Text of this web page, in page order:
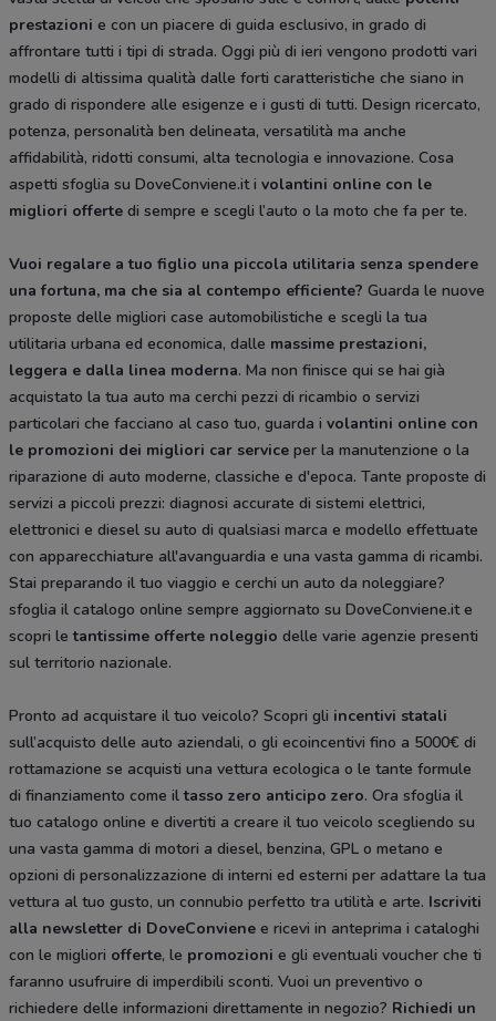
prestazioni e con un piacere di guida esclusivo, in grado di
affrontare tutti i tipi di strada. Oggi più di ieri vengono prodotti vari
modelli di altissima qualità dalle forti caratteristiche che siano in
grado di rispondere alle esigenze e i gusti di tutti. Design ricercato,
potenza, personalità ben delineata, versatilità ma anche
affidabilità, ridotti consumi, alta tecnologia e innovazione. Cosa
aspetti sfoglia su DoveConviene.it i volantini online con le
migliori offerte di sempre e scegli l’auto o la moto che fa per te.
Vuoi regalare a tuo figlio una piccola utilitaria senza spendere
una fortuna, ma che sia al contempo efficiente? Guarda le nuove
proposte delle migliori case automobilistiche e scegli la tua
utilitaria urbana ed economica, dalle massime prestazioni,
leggera e dalla linea moderna. Ma non finisce qui se hai già
acquistato la tua auto ma cerchi pezzi di ricambio o servizi
particolari che facciano al caso tuo, guarda i volantini online con
le promozioni dei migliori car service per la manutenzione o la
riparazione di auto moderne, classiche e d'epoca. Tante proposte di
servizi a piccoli prezzi: diagnosi accurate di sistemi elettrici,
elettronici e diesel su auto di qualsiasi marca e modello effettuate
con apparecchiature all'avanguardia e una vasta gamma di ricambi.
Stai preparando il tuo viaggio e cerchi un auto da noleggiare?
sfoglia il catalogo online sempre aggiornato su DoveConviene.it e
scopri le tantissime offerte noleggio delle varie agenzie presenti
sul territorio nazionale.
Pronto ad acquistare il tuo veicolo? Scopri gli incentivi statali
sull’acquisto delle auto aziendali, o gli ecoincentivi fino a 5000€ di
rottamazione se acquisti una vettura ecologica o le tante formule
di finanziamento come iltasso zero anticipo zero. Ora sfoglia il
tuo catalogo online e divertiti a creare il tuo veicolo scegliendo su
una vasta gamma di motori a diesel, benzina, GPL o metano e
opzioni di personalizzazione di interni ed esterni per adattare la tua
vettura al tuo gusto, un connubio perfetto tra utilità e arte. Iscriviti
alla newsletter di DoveConviene e ricevi in anteprima i cataloghi
con le migliori offerte, le promozioni e gli eventuali voucher che ti
faranno usufruire di imperdibili sconti. Vuoi un preventivo o
richiedere delle informazioni direttamente in negozio? Richiedi un